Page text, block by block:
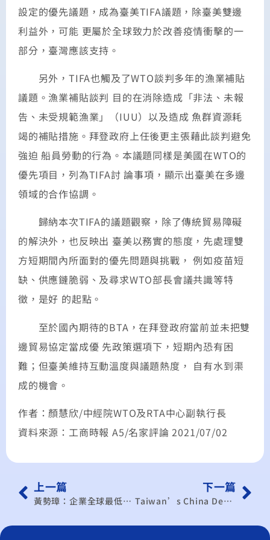
設定的優先議題，成為臺美TIFA議題，除臺美雙邊
利益外，可能 更屬於全球致力於改善疫情衝擊的一
部分，臺灣應該支持。
另外，TIFA也觸及了WTO談判多年的漁業補貼
議題。漁業補貼談判 目的在消除造成「非法、未報
告、未受規範漁業」（IUU）以及造成 魚群資源耗
竭的補貼措施。拜登政府上任後更主張藉此談判避免
強迫 船員勞動的行為。本議題同樣是美國在WTO的
優先項目，列為TIFA討 論事項，顯示出臺美在多邊
領域的合作協調。
歸納本次TIFA的議題觀察，除了傳統貿易障礙
的解決外，也反映出 臺美以務實的態度，先處理雙
方短期間內所面對的優先問題與挑戰， 例如疫苗短
缺、供應鏈脆弱、及尋求WTO部長會議共識等特
徵，是好 的起點。
至於國內期待的BTA，在拜登政府當前並未把雙
邊貿易協定當成優 先政策選項下，短期內恐有困
難；但臺美維持互動溫度與議題熱度， 自有水到渠
成的機會。
作者：顏慧欣/中經院WTO及RTA中心副執行長
資料來源：工商時報 A5/名家評論 2021/07/02
上一篇
黃勢璋：企業全球最低稅負將掀起臺灣的茶壺風暴？
下一篇
Taiwan’s China Dependency Is a Double-Edged Sword